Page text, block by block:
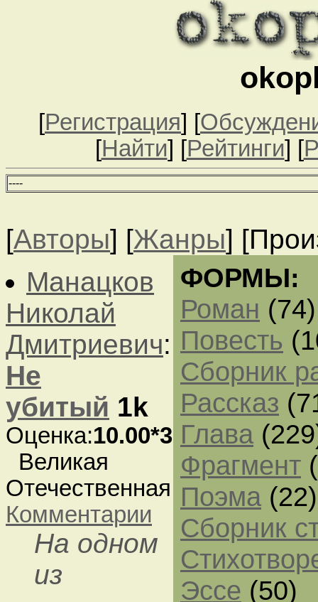
[Регистрация] [
[Найти] [Рейтинги] [
----
[Авторы] [Жанры]
ФОРМЫ:
Роман (74)
Повесть
Сборник
Рассказ
Глава
Фрагмент
Поэма (22)
Сборник
Эссе (50)
Манацков
Николай
Дмитриевич:
Не
убитый 1k
Оценка:10.00*3
Великая
Отечественная
Комментарии
На одном
из